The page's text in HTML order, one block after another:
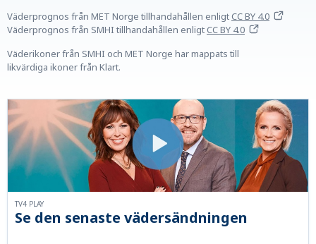
Väderprognos från MET Norge tillhandahållen enligtCC BY 4.0
Väderprognos från SMHI tillhandahållen enligtCC BY 4.0
Väderikoner från SMHI och MET Norge har mappats till
likvärdiga ikoner från Klart.
Se den senaste vädersändningen
TV4 PLAY